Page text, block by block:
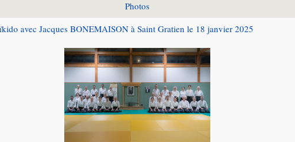
Photos
avec Jacques BONEMAISON à Saint Gratien le 18 janvier 2025